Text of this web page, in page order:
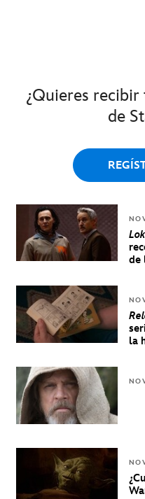
¿Quieres recibir
de
de
la